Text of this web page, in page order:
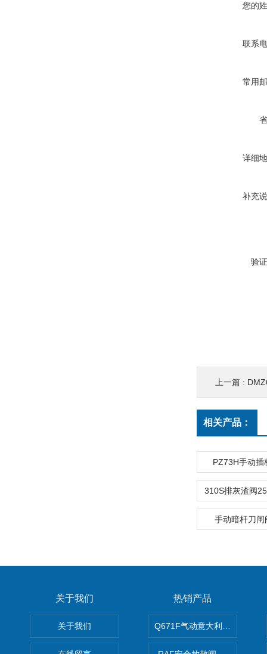
您的
联系
常用
详细
补充
验
上一篇 :
相关产品：
PZ73H手动插
手动暗杆刀
关于我们
关于我们
热销产品
Q671F气动意大利式薄型球阀